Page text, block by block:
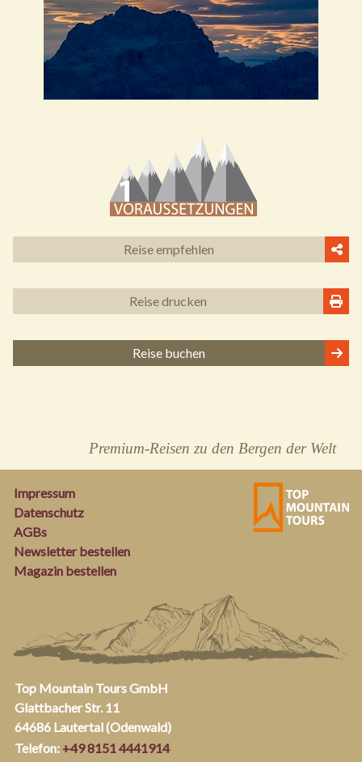
Reise empfehlen
Reise drucken
Reise buchen
Premium-Reisen zu den Bergen der Welt
Impressum
Datenschutz
AGBs
Newsletter bestellen
Magazin bestellen
Top Mountain Tours GmbH
Glattbacher Str. 11
64686 Lautertal (Odenwald)
Telefon: +49 8151 4441914